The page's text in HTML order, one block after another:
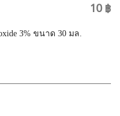
10 ฿
3% ขนาด 30 มล.